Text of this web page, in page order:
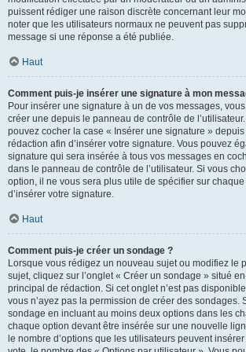
puissent rédiger une raison discrète concernant leur
noter que les utilisateurs normaux ne peuvent pas
message si une réponse a été publiée.
Haut
Comment puis-je insérer une signature à mon
Pour insérer une signature à un de vos messages,
créer une depuis le panneau de contrôle de
pouvez cocher la case « Insérer une signature »
rédaction afin d’insérer votre signature. Vous pouvez
signature qui sera insérée à tous vos messages en
dans le panneau de contrôle de l’utilisateur. Si vous
option, il ne vous sera plus utile de spécifier sur
d’insérer votre signature.
Haut
Comment puis-je créer un sondage ?
Lorsque vous rédigez un nouveau sujet ou modifiez le
sujet, cliquez sur l’onglet « Créer un sondage » situé
principal de rédaction. Si cet onglet n’est pas
vous n’ayez pas la permission de créer des sondages.
sondage en incluant au moins deux options dans les
chaque option devant être insérée sur une nouvelle
le nombre d’options que les utilisateurs peuvent